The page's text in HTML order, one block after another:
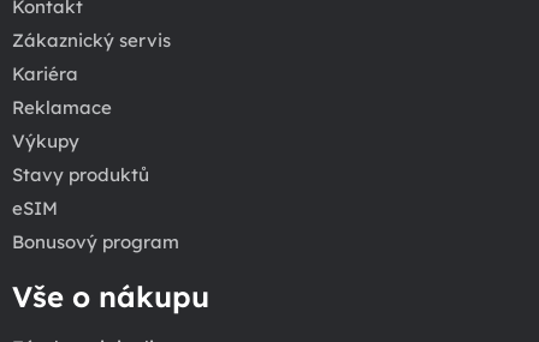
Kontakt
Zákaznický servis
Kariéra
Reklamace
Výkupy
Stavy produktů
eSIM
Bonusový program
Vše o nákupu